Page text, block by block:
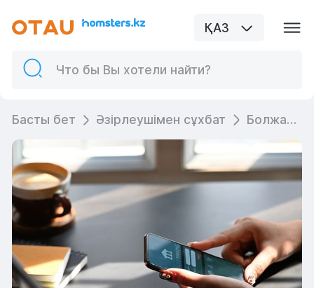
ҚАЗ
Басты бет Әзірлеушімен сұхбат Болжамдар: Қазақстан әзірлеушілер қауымдастығымен сұхбат